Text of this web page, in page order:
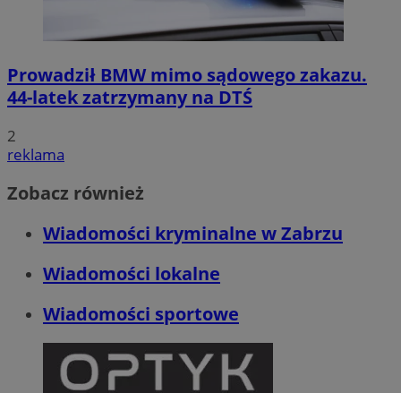
Prowadził BMW mimo sądowego zakazu.
44-latek zatrzymany na DTŚ
2
reklama
Zobacz również
Wiadomości kryminalne w Zabrzu
Wiadomości lokalne
Wiadomości sportowe